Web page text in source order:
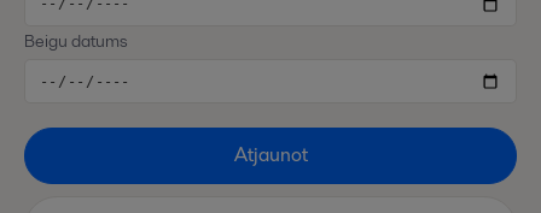
Beigu datums
Atjaunot